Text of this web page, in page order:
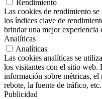
Rendimiento
Las cookies de rendimiento
los índices clave de
brindar una mejor experiencia
Analíticas
Analíticas
Las cookies analíticas se
los visitantes con el sitio web.
información sobre métricas, el
rebote, la fuente de tráfico, etc.
Publicidad